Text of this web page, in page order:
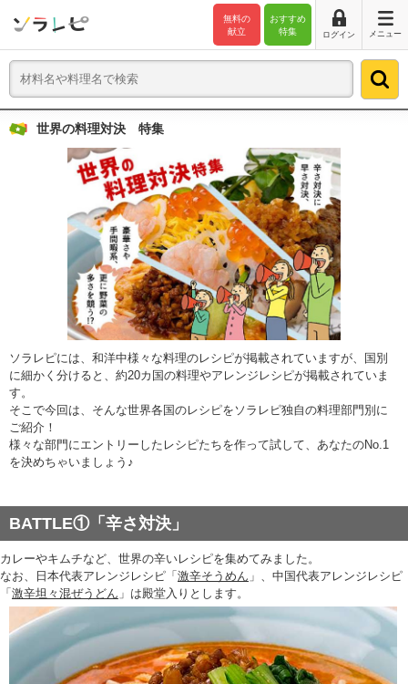
おすすめ
特集
無料の
献立
ログイン メニュー
世界の料理対決 特集
ソラレピには、和洋中様々な料理のレシピが掲載されていますが、国別
に細かく分けると、約20カ国の料理やアレンジレシピが掲載されていま
す。
そこで今回は、そんな世界各国のレシピをソラレピ独自の料理部門別に
ご紹介！
様々な部門にエントリーしたレシピたちを作って試して、あなたのNo.1
を決めちゃいましょう♪
BATTLE①「辛さ対決」
カレーやキムチなど、世界の辛いレシピを集めてみました。
なお、日本代表アレンジレシピ「 激辛そうめん 」、中国代表アレンジレシピ
「 激辛坦々混ぜうどん 」は殿堂入りとします。